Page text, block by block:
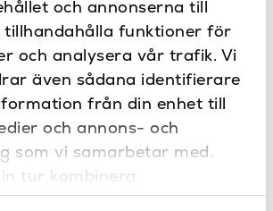
och annonserna till
tillhandahålla funktioner för
och analysera vår trafik. Vi
även sådana identifierare
från din enhet till
och annons- och
som vi samarbetar med.
tur kombinera
med annan information som